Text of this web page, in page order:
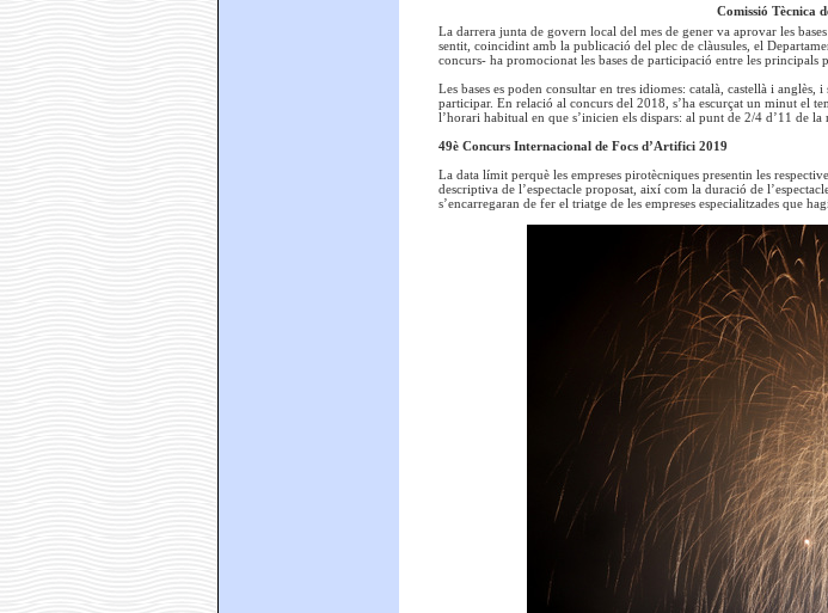
Comissió Tècnica
La darrera junta de govern local del mes de gener va aprovar les
sentit, coincidint amb la publicació del plec de clàusules, el
concurs- ha promocionat les bases de participació entre les principals
Les bases es poden consultar en tres idiomes: català, castellà i
participar. En relació al concurs del 2018, s’ha escurçat un minut el
l’horari habitual en que s’inicien els dispars: al punt de 2/4 d’11 de la
49è Concurs Internacional de Focs d’Artifici 2019
La data límit perquè les empreses pirotècniques presentin les
descriptiva de l’espectacle proposat, així com la duració de
s’encarregaran de fer el triatge de les empreses especialitzades que